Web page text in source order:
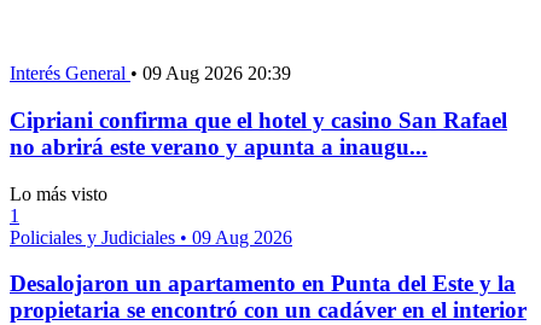
Interés General • 09 Aug 2026 20:39
Cipriani confirma que el hotel y casino San Rafael
no abrirá este verano y apunta a inaugu...
Lo más visto
1
Policiales y Judiciales • 09 Aug 2026
Desalojaron un apartamento en Punta del Este y la
propietaria se encontró con un cadáver en el interior